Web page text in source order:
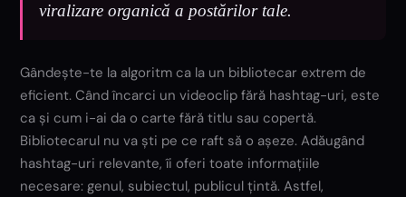
viralizare organică a postărilor tale.
Gândește-te la algoritm ca la un bibliotecar extrem de
eficient. Când încarci un videoclip fără hashtag-uri, este
ca și cum i-ai da o carte fără titlu sau copertă.
Bibliotecarul nu va ști pe ce raft să o așeze. Adăugând
hashtag-uri relevante, îi oferi toate informațiile
necesare: genul, subiectul, publicul țintă. Astfel,